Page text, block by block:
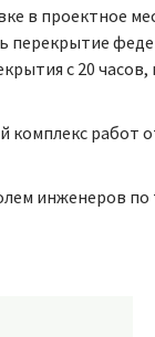
в проектное
перекрытие
с 20
работ
инженеров по